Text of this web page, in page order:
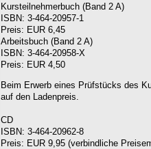
Kursteilnehmerbuch (Band 2 A)
ISBN: 3-464-20957-1
Preis: EUR 6,45
Arbeitsbuch (Band 2 A)
ISBN: 3-464-20958-X
Preis: EUR 4,50
Beim Erwerb eines Prüfstücks des
auf den Ladenpreis.
CD
ISBN: 3-464-20962-8
Preis: EUR 9,95 (verbindliche